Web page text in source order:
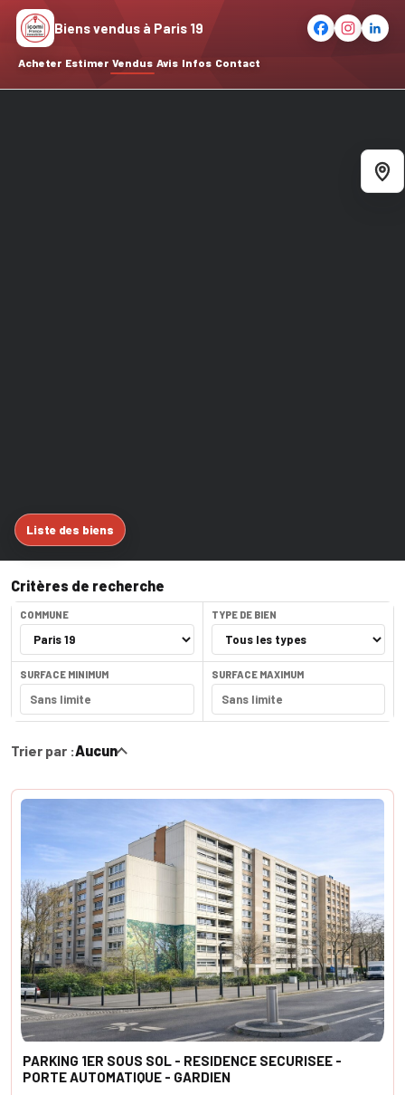
Acheter Estimer Vendus Avis Infos Contact
Biens vendus à Paris 19
Critères de recherche
COMMUNE TYPE DE BIEN
SURFACE MINIMUM SURFACE MAXIMUM
Trier par :Aucun
PARKING 1ER SOUS SOL - RESIDENCE SECURISEE -
PORTE AUTOMATIQUE - GARDIEN
Liste des biens